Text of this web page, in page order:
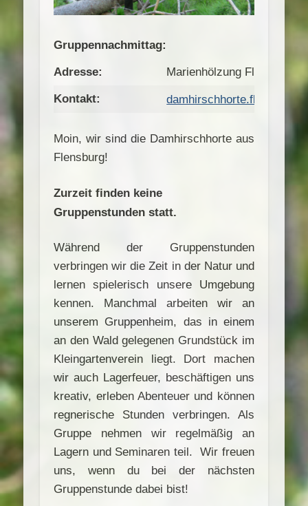
Gruppennachmittag:
Adresse: Marienhölzung Flensburg
Kontakt:
Moin, wir sind die Damhirschhorte aus
Flensburg!
Zurzeit finden keine
Gruppenstunden statt.
Während der Gruppenstunden
verbringen wir die Zeit in der Natur und
lernen spielerisch unsere Umgebung
kennen. Manchmal arbeiten wir an
unserem Gruppenheim, das in einem
an den Wald gelegenen Grundstück im
Kleingartenverein liegt. Dort machen
wir auch Lagerfeuer, beschäftigen uns
kreativ, erleben Abenteuer und können
regnerische Stunden verbringen. Als
Gruppe nehmen wir regelmäßig an
Lagern und Seminaren teil. Wir freuen
uns, wenn du bei der nächsten
Gruppenstunde dabei bist!